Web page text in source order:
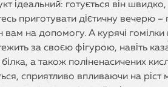
ідеальний: готується він
приготувати дієтичну
вам на допомогу. А курячі
за своєю фігурою, навіть
а також поліненасичених
сприятливо впливаючи на ріст